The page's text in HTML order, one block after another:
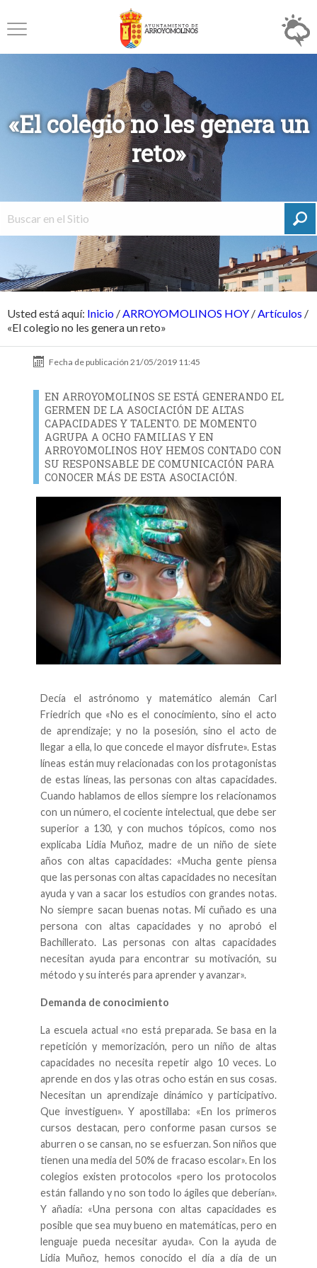
«El colegio no les genera un
reto»
Usted está aquí: Inicio /ARROYOMOLINOS HOY /Artículos /
«El colegio no les genera un reto»
Fecha de publicación 21/05/2019 11:45
EN ARROYOMOLINOS SE ESTÁ GENERANDO EL
GERMEN DE LA ASOCIACIÓN DE ALTAS
CAPACIDADES Y TALENTO. DE MOMENTO
AGRUPA A OCHO FAMILIAS Y EN
ARROYOMOLINOS HOY HEMOS CONTADO CON
SU RESPONSABLE DE COMUNICACIÓN PARA
CONOCER MÁS DE ESTA ASOCIACIÓN.
Decía el astrónomo y matemático alemán Carl
Friedrich que «No es el conocimiento, sino el acto
de aprendizaje; y no la posesión, sino el acto de
llegar a ella, lo que concede el mayor disfrute». Estas
líneas están muy relacionadas con los protagonistas
de estas líneas, las personas con altas capacidades.
Cuando hablamos de ellos siempre los relacionamos
con un número, el cociente intelectual, que debe ser
superior a 130, y con muchos tópicos, como nos
explicaba Lidia Muñoz, madre de un niño de siete
años con altas capacidades: «Mucha gente piensa
que las personas con altas capacidades no necesitan
ayuda y van a sacar los estudios con grandes notas.
No siempre sacan buenas notas. Mi cuñado es una
persona con altas capacidades y no aprobó el
Bachillerato. Las personas con altas capacidades
necesitan ayuda para encontrar su motivación, su
método y su interés para aprender y avanzar».
Demanda de conocimiento
La escuela actual «no está preparada. Se basa en la
repetición y memorización, pero un niño de altas
capacidades no necesita repetir algo 10 veces. Lo
aprende en dos y las otras ocho están en sus cosas.
Necesitan un aprendizaje dinámico y participativo.
Que investiguen». Y apostillaba: «En los primeros
cursos destacan, pero conforme pasan cursos se
aburren o se cansan, no se esfuerzan. Son niños que
tienen una media del 50% de fracaso escolar». En los
colegios existen protocolos «pero los protocolos
están fallando y no son todo lo ágiles que deberían».
Y añadía: «Una persona con altas capacidades es
posible que sea muy bueno en matemáticas, pero en
lenguaje pueda necesitar ayuda». Con la ayuda de
Lidia Muñoz, hemos conocido el día a día de un